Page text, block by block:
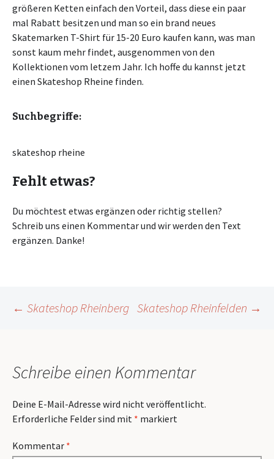
größeren Ketten einfach den Vorteil, dass diese ein paar
mal Rabatt besitzen und man so ein brand neues
Skatemarken T-Shirt für 15-20 Euro kaufen kann, was man
sonst kaum mehr findet, ausgenommen von den
Kollektionen vom letzem Jahr. Ich hoffe du kannst jetzt
einen Skateshop Rheine finden.
Suchbegriffe:
skateshop rheine
Fehlt etwas?
Du möchtest etwas ergänzen oder richtig stellen?
Schreib uns einen Kommentar und wir werden den Text
ergänzen. Danke!
Beitragsnavigation
← Skateshop Rheinberg Skateshop Rheinfelden →
Schreibe einen Kommentar
Deine E-Mail-Adresse wird nicht veröffentlicht.
Erforderliche Felder sind mit * markiert
Kommentar *